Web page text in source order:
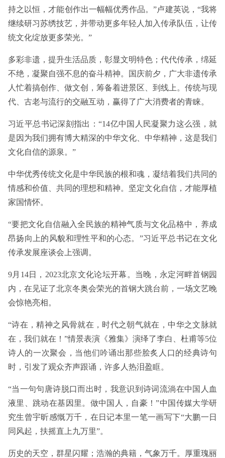
持之以恒，才能创作出一幅幅优秀作品。”卢建英说，“我将
继续研习苏绣技艺，并带动更多年轻人加入传承队伍，让传
统文化绽放更多荣光。”
多彩非遗，提升生活品质，彰显文明特色；代代传承，绵延
不绝，凝聚自强不息的奋斗精神。国庆前夕，广大非遗传承
人忙着搞创作、做文创，筹备着进景区、到线上。传统与现
代、古老与流行的交融互动，赢得了广大消费者的青睐。
习近平总书记深刻指出：“14亿中国人民凝聚力这么强，就
是因为我们拥有博大精深的中华文化、中华精神，这是我们
文化自信的源泉。”
中华优秀传统文化是中华民族的根和魂，凝结着我们共同的
情感和价值、共同的理想和精神。坚定文化自信，才能厚植
家国情怀。
“要把文化自信融入全民族的精神气质与文化品格中，养成
昂扬向上的风貌和理性平和的心态。”习近平总书记在文化
传承发展座谈会上强调。
9月14日，2023北京文化论坛开幕。当晚，永定河畔首钢园
内，在见证了北京冬奥会荣光的首钢大跳台前，一场文艺晚
会惊艳亮相。
“诗在，精神之风骨就在，时代之朝气就在，中华之文脉就
在，我们就在！”情景表演《雅集》演绎了李白、杜甫等5位
诗人的一次聚会，当他们吟诵出那些脍炙人口的经典诗句
时，引发了观众齐声跟诵，许多人热泪盈眶。
“当一句句唐诗脱口而出时，我意识到诗词流淌在中国人血
液里、跳动在基因里。做中国人，自豪！”中国传媒大学研
究生曾宇昕感慨万千，在日记本里一笔一画写下“大鹏一日
同风起，扶摇直上九万里”。
历史的天空，群星闪耀；浩瀚的典籍，气象万千。厚重瑰丽